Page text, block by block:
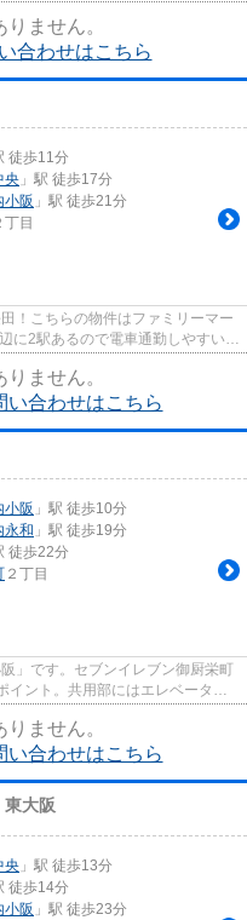
ません。
合わせはこちら
徒歩11分
央 」駅 徒歩17分
小阪 」駅 徒歩21分
丁目
！こちらの物件はファミリーマー
に2駅あるので電車通勤しやすいで
ません。
い合わせはこちら
小阪 」駅 徒歩10分
永和 」駅 徒歩19分
徒歩22分
２丁目
」です。セブンイレブン御厨栄町
ント。共用部にはエレベータ・
ません。
い合わせはこちら
東大阪
央 」駅 徒歩13分
徒歩14分
小阪 」駅 徒歩23分